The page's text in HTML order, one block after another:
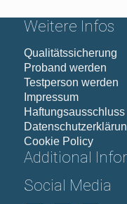
Weitere Infos
Qualitätssicherung
Proband werden
Testperson werden
Impressum
Haftungsausschluss
Cookie Policy
Additional
Social Media